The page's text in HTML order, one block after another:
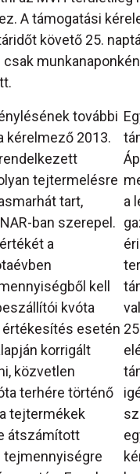
A támogatási
követő 25.
a
további
kérelmező 2013.
tejtermelésre
tart,
ban szerepel.
a
kell
kvóta
esetén
korrigált
közvetlen
terhére történő
tejtermékek
átszámított
tejmennyiségre